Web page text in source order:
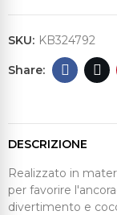
SKU: KB324792
DESCRIZIONE
Realizzato in
per favorire
divertimento e